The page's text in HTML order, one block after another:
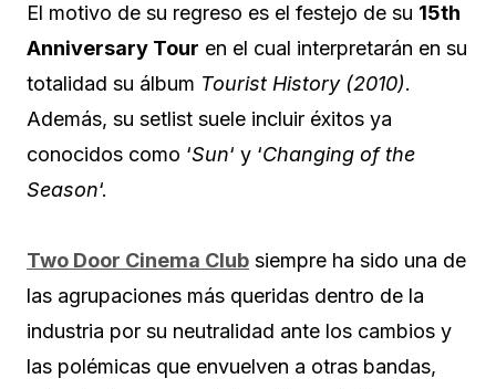
El motivo de su regreso es el festejo de su 15th
Anniversary Tour en el cual interpretarán en su
totalidad su álbum Tourist History (2010).
Además, su setlist suele incluir éxitos ya
conocidos como ‘Sun‘ y ‘Changing of the
Season‘.
Two Door Cinema Club siempre ha sido una de
las agrupaciones más queridas dentro de la
industria por su neutralidad ante los cambios y
las polémicas que envuelven a otras bandas,